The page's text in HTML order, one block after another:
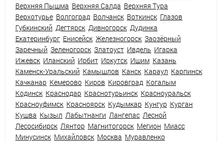
Верхняя Пышма Верхняя Салда Верхняя Тура
Верхотурье Волгоград Волчанск Воткинск Глазов
Губкинский Дегтярск Дивногорск Дудинка
Екатеринбург Енисейск Железногорск Заозёрный
Заречный Зеленогорск Златоуст Ивдель Игарка
Ижевск Иланский Ирбит Иркутск Ишим Казань
Каменск-Уральский Камышлов Канск Караул Карпинск
Качканар Кемерово Киров Кировград Когалым
Кодинск Краснодар Краснотурьинск Красноуральск
Красноуфимск Красноярск Кудымкар Кунгур Курган
Кушва Кызыл Лабытнанги Лангепас Лесной
Лесосибирск Лянтор Магнитогорск Мегион Миасс
Минусинск Михайловск Москва Муравленко